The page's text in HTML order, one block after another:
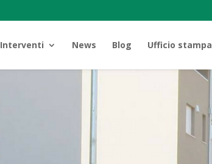
Interventi News Blog Ufficio stampa